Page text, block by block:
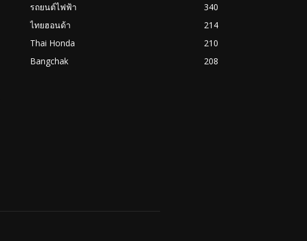
รถยนต์ไฟฟ้า
340
ไทยฮอนด้า
214
Thai Honda
210
Bangchak
208